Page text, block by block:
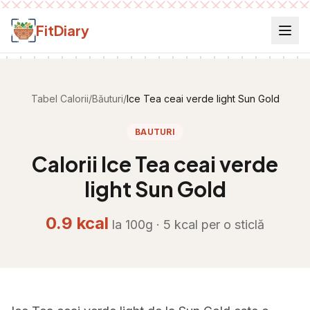
Salt la conținut
FitDiary
Tabel Calorii/Băuturi/Ice Tea ceai verde light Sun Gold
BAUTURI
Calorii Ice Tea ceai verde
light Sun Gold
0.9 kcal la 100g · 5 kcal per o sticlă